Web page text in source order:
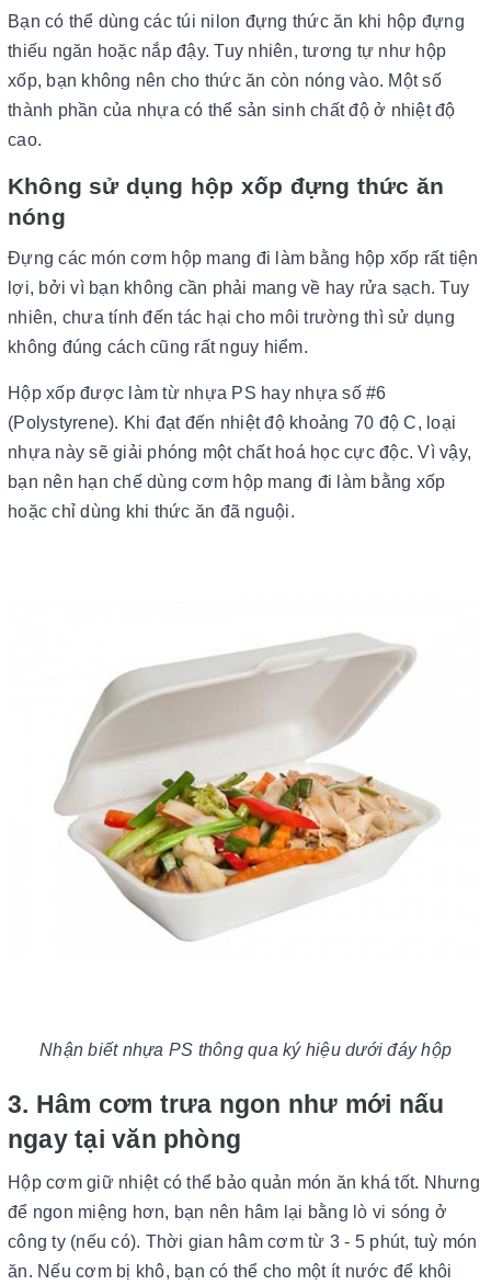
Bạn có thể dùng các túi nilon đựng thức ăn khi hộp đựng
thiếu ngăn hoặc nắp đậy. Tuy nhiên, tương tự như hộp
xốp, bạn không nên cho thức ăn còn nóng vào. Một số
thành phần của nhựa có thể sản sinh chất độ ở nhiệt độ
cao.
Không sử dụng hộp xốp đựng thức ăn
nóng
Đựng các món cơm hộp mang đi làm bằng hộp xốp rất tiện
lợi, bởi vì bạn không cần phải mang về hay rửa sạch. Tuy
nhiên, chưa tính đến tác hại cho môi trường thì sử dụng
không đúng cách cũng rất nguy hiểm.
Hộp xốp được làm từ nhựa PS hay nhựa số #6
(Polystyrene). Khi đạt đến nhiệt độ khoảng 70 độ C, loại
nhựa này sẽ giải phóng một chất hoá học cực độc. Vì vậy,
bạn nên hạn chế dùng cơm hộp mang đi làm bằng xốp
hoặc chỉ dùng khi thức ăn đã nguội.
Nhận biết nhựa PS thông qua ký hiệu dưới đáy hộp
3. Hâm cơm trưa ngon như mới nấu
ngay tại văn phòng
Hộp cơm giữ nhiệt có thể bảo quản món ăn khá tốt. Nhưng
để ngon miệng hơn, bạn nên hâm lại bằng lò vi sóng ở
công ty (nếu có). Thời gian hâm cơm từ 3 - 5 phút, tuỳ món
ăn. Nếu cơm bị khô, bạn có thể cho một ít nước để khôi